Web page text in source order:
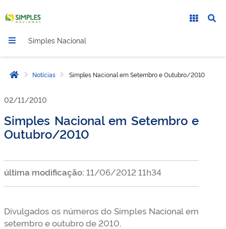
Simples Nacional
Página inicial
Notícias Simples Nacional em Setembro e Outubro/2010
02/11/2010
Simples Nacional em Setembro e
Outubro/2010
última modificação: 11/06/2012 11h34
Divulgados os números do Simples Nacional em
setembro e outubro de 2010.